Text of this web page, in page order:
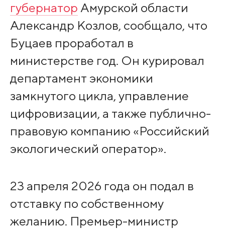
губернатор Амурской области
Александр Козлов, сообщало, что
Буцаев проработал в
министерстве год. Он курировал
департамент экономики
замкнутого цикла, управление
цифровизации, а также публично-
правовую компанию «Российский
экологический оператор».
23 апреля 2026 года он подал в
отставку по собственному
желанию. Премьер-министр